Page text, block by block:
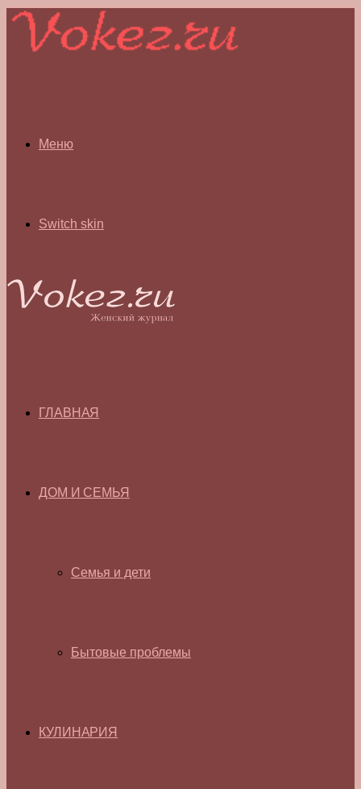
Меню
Switch skin
ГЛАВНАЯ
ДОМ И СЕМЬЯ
Семья и дети
Бытовые проблемы
КУЛИНАРИЯ